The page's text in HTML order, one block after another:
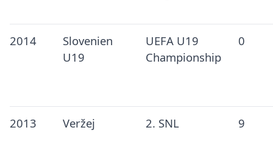
2014
Slovenien
U19
UEFA U19
Championship
0
2013 Veržej 2. SNL 9